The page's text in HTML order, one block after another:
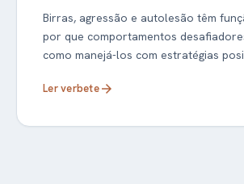
Birras, agressão e autolesão têm
por que comportamentos
como manejá-los com estratégias
Ler verbetearrow_forward